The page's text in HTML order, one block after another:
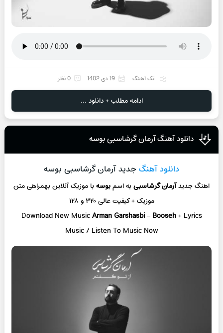
تک آهنگ 19 دی 1402 0 نظر
ادامه مطلب + دانلود ...
دانلود آهنگ آرمان گرشاسبی بوسه
دانلود آهنگ جدید آرمان گرشاسبی بوسه
اهنگ جدیدآرمان گرشاسبیبه اسمبوسهبا موزیک آنلاینبهمراهی متن
موزیک + کیفیت عالی ۳۲۰ و ۱۲۸
Download New MusicArman Garshasbi–Booseh+ Lyrics
Music / Listen To Music Now